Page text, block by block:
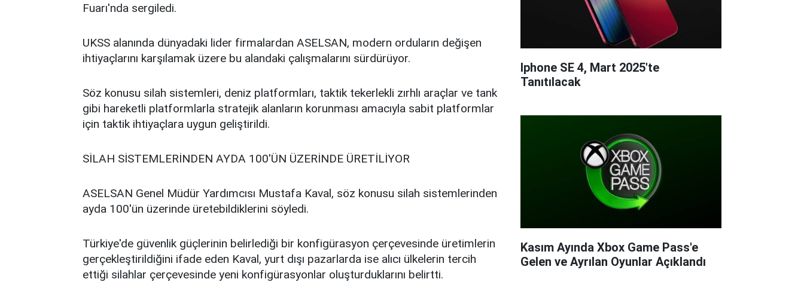
Fuarı'nda sergiledi.
UKSS alanında dünyadaki lider firmalardan ASELSAN, modern orduların değişen
ihtiyaçlarını karşılamak üzere bu alandaki çalışmalarını sürdürüyor.
Söz konusu silah sistemleri, deniz platformları, taktik tekerlekli zırhlı araçlar ve tank
gibi hareketli platformlarla stratejik alanların korunması amacıyla sabit platformlar
için taktik ihtiyaçlara uygun geliştirildi.
SİLAH SİSTEMLERİNDEN AYDA 100'ÜN ÜZERİNDE ÜRETİLİYOR
ASELSAN Genel Müdür Yardımcısı Mustafa Kaval, söz konusu silah sistemlerinden
ayda 100'ün üzerinde üretebildiklerini söyledi.
Türkiye'de güvenlik güçlerinin belirlediği bir konfigürasyon çerçevesinde üretimlerin
gerçekleştirildiğini ifade eden Kaval, yurt dışı pazarlarda ise alıcı ülkelerin tercih
ettiği silahlar çerçevesinde yeni konfigürasyonlar oluşturduklarını belirtti.
Iphone SE 4, Mart 2025'te
Tanıtılacak
Kasım Ayında Xbox Game Pass'e
Gelen ve Ayrılan Oyunlar Açıklandı